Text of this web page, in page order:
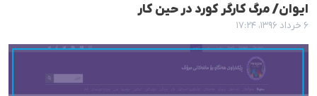
ایوان/ مرگ کارگر کورد در حین کار
۶ خرداد ۱۳۹۶، ۱۷:۲۴